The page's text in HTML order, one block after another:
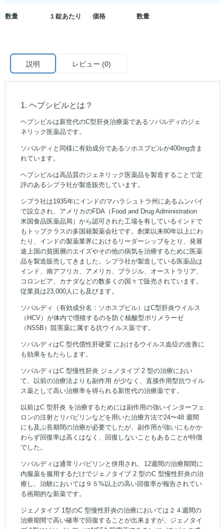
数量 １錠あたり 価格 数量
説明 レビュー (0)
1. ヘプシビルとは？
ヘプシビルは新世代のC型肝炎治療薬であるソバルディのジェ
ネリック医薬品です。
ソバルディと同様に有効成分であるソホスブビルが400mg含ま
れています。
ヘプシビルは高品質のジェネリック医薬品を製造することで定
評のあるシプラ社が製造販売しています。
シプラ社は1935年にインドのマハラシュトラ州にあるムンバイ
で設立され、アメリカのFDA（Food and Drug Administration
米国食品医薬品局）から認可された工場を有しているインドで
もトップクラスの多国籍製薬会社です。創業以来80年以上にわ
たり、インドの製薬業界におけるリーダーシップをとり、発展
途上国の貧困層のエイズやその他の病気を治療するために医薬
品を製造販売してきました。シプラ社が製造している医薬品は
インド、南アフリカ、アメリカ、ブラジル、オーストラリア、
コロンビア、カナダなどの数多くの国々で販売されています。
従業員は23,000人にも及びます。
ソバルディ（有効成分名：ソホスブビル）はC型肝炎ウイルス
（HCV）が体内で増殖するのを防ぐ核酸型ポリメラーゼ
（NS5B）阻害薬に属する抗ウイルス薬です。
ソバルディはC 型代償性肝硬変 におけるウイルス血症の改善に
も効果をもたらします。
ソバルディはC 型慢性肝炎 ジェノタイプ 2 型の治療におい
て、以前の治療法よりも副作用 が少なく、直接作用型抗ウイル
ス薬として高い治療率を得られる新世代の治療薬です。
以前はC 型肝炎 を治療するためには副作用の強いインターフェ
ロンの注射とリバビリンなどを用いた治療方法で24〜48 週間
にも及ぶ長期間の治療が必要でしたが、副作用が強いにもかか
わらず回復率は高くはなく、回復しないこともあることが特徴
でした。
ソバルディは通常リバビリンと併用され、12週間の治療期間に
内服薬を服用するだけでジェノタイプ 2 型のC 型慢性肝炎の治
療し、治験においては９５%以上の高い回復率が報告されてい
る画期的な新薬です。
ジェノタイプ 1型のC 型慢性肝炎の治療においては２４週間の
治療期間で高い確率で回復することが出来ますが、ジェノタイ